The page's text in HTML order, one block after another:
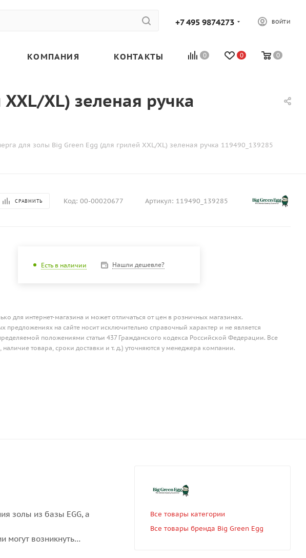
+7 495 9874273 ВОЙТИ
0 0 0
КОМПАНИЯ КОНТАКТЫ
XL) зеленая ручка
для золы Big Green Egg (для грилей XXL/XL) зеленая ручка 119490_139285
СРАВНИТЬ Код: 00-00020677 Артикул: 119490_139285
Есть в наличии Нашли дешевле?
для интернет-магазина и может отличаться от цен в розничных магазинах.
на сайте носит исключительно справочный характер и не является
положениями статьи 437 Гражданского кодекса Российской Федерации. Все
товара, сроки доставки и т. д.) уточняются у менеджера компании.
золы из базы EGG, а
могут возникнуть
Все товары категории
Все товары бренда Big Green Egg